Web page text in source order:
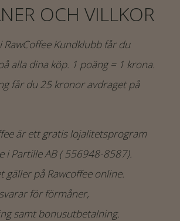
OCH VILLKOR
RawCoffee Kundklubb får du
alla dina köp. 1 poäng = 1 krona.
får du 25 kronor avdraget på
är ett gratis lojalitetsprogram
i Partille AB ( 556948-8587).
gäller på Rawcoffee online.
för förmåner,
samt bonusutbetalning.